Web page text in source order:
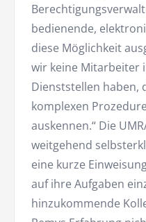
bedienende,
diese Möglichkeit
wir keine Mitarbeiter
Dienststellen haben,
komplexen
auskennen.“ Die
weitgehend
eine kurze
auf ihre Aufgaben
hinzukommende